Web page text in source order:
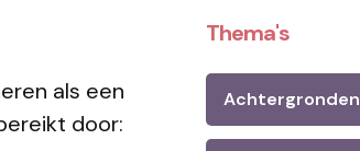
als een
door:
Thema's
Achtergronden